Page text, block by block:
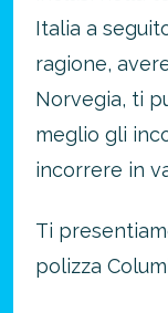
Italia a
ragione,
Norvegia, ti
meglio gli
incorrere in
Ti
polizza